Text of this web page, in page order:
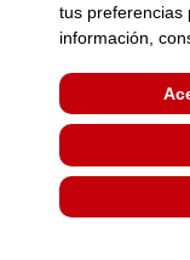
Copyright 2026
Aviso legal
Política de privacidad
Política de ESG
Política de
sociales
Política de cookies
Canal de Denuncias
tus preferencias
información,